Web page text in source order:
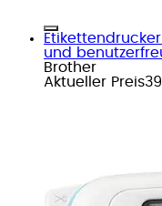
und
Brother
Aktueller Preis